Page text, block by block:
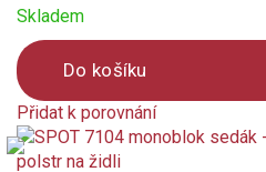
Skladem
Do košíku
Přidat k porovnání
Product
is